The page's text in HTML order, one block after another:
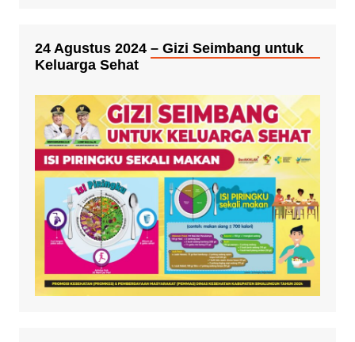
24 Agustus 2024 – Gizi Seimbang untuk
Keluarga Sehat